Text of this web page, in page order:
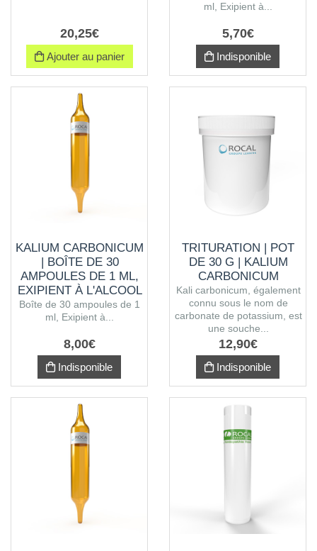
20,25€
Ajouter au panier
ml, Exipient à...
5,70€
Indisponible
KALIUM CARBONICUM
| BOÎTE DE 30
AMPOULES DE 1 ML,
EXIPIENT À L'ALCOOL
Boîte de 30 ampoules de 1
ml, Exipient à...
8,00€
Indisponible
TRITURATION | POT
DE 30 G | KALIUM
CARBONICUM
Kali carbonicum, également
connu sous le nom de
carbonate de potassium, est
une souche...
12,90€
Indisponible